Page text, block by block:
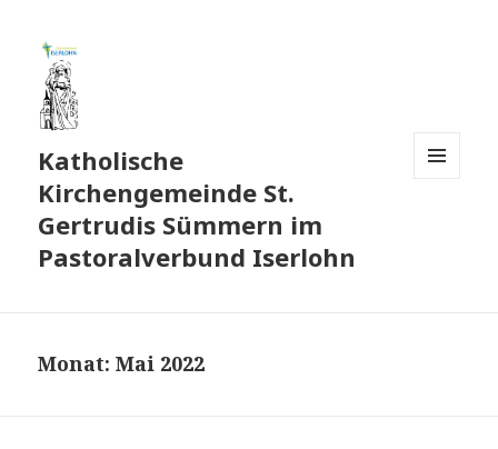
Katholische
Kirchengemeinde St.
Gertrudis Sümmern im
Pastoralverbund Iserlohn
Monat:Mai 2022